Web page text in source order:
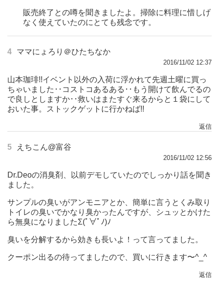
販売終了との噂を聞きましたよ。掃除に料理に惜しげ
なく使えていたのにとても残念です。
4 ママにょろり＠ひたちなか
2016/11/02 12:37
山本珈琲!!イベント以外の入荷に浮かれて先週土曜に買っ
ちゃいました･･コストコあるある･･もう開けて飲んでるの
で良しとしますか･･救いはまたすぐ来るからと１袋にして
おいた事。ストックゲットに行かねば!!
返信
5 えちこん@富谷
2016/11/02 12:56
Dr.Deoの消臭剤、以前デモしていたのでしっかり話を聞き
ました。
サンプルの臭いがアンモニアとか、簡単に言うとくみ取り
トイレの臭いでかなり臭かったんですが、シュッとかけた
ら無臭になりましたΣ(ﾟ∀ﾟﾉ)ﾉ
臭いを分解するから効きも長いよ！って言ってました。
クーポン出るの待ってましたので、買いに行きます〜^_^
返信